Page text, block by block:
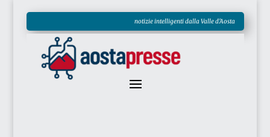
notizie intelligenti dalla Valle d'Aosta